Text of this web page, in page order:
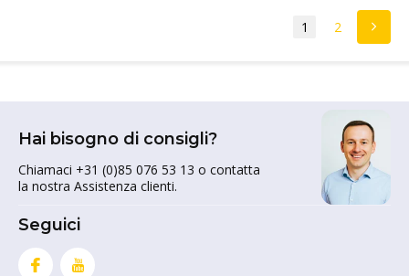
1 2
Hai bisogno di consigli?
Chiamaci +31 (0)85 076 53 13 o contatta
la nostra Assistenza clienti.
Seguici